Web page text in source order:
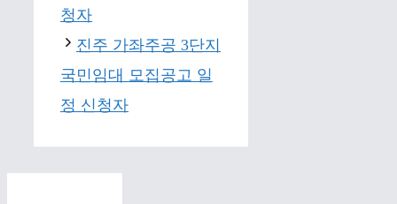
청자
진주 가좌주공 3단지
국민임대 모집공고 일
정 신청자